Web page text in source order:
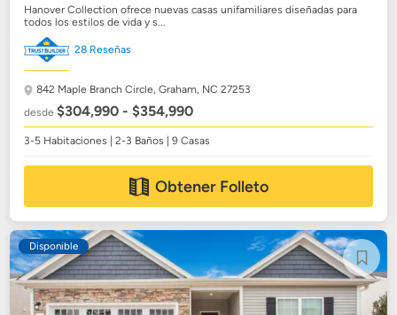
Hanover Collection ofrece nuevas casas unifamiliares diseñadas para
todos los estilos de vida y s...
28 Reseñas
842 Maple Branch Circle,Graham, NC 27253
desde$304,990 - $354,990
3-5 Habitaciones | 2-3 Baños | 9 Casas
Obtener Folleto
Disponible